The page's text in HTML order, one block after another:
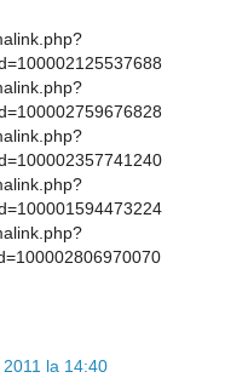
la 14:40